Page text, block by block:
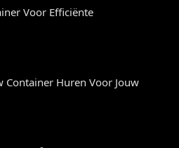
Voor Efficiënte
Container Huren Voor Jouw